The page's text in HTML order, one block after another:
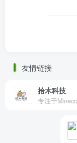
友情链接
拾木科技